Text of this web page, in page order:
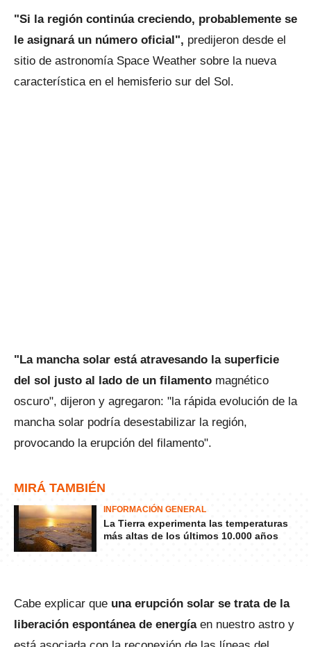
"Si la región continúa creciendo, probablemente se
le asignará un número oficial", predijeron desde el
sitio de astronomía Space Weather sobre la nueva
característica en el hemisferio sur del Sol.
"La mancha solar está atravesando la superficie
del sol justo al lado de un filamento magnético
oscuro", dijeron y agregaron: "la rápida evolución de la
mancha solar podría desestabilizar la región,
provocando la erupción del filamento".
MIRÁ TAMBIÉN
INFORMACIÓN GENERAL
La Tierra experimenta las temperaturas
más altas de los últimos 10.000 años
Cabe explicar que una erupción solar se trata de la
liberación espontánea de energíaen nuestro astro y